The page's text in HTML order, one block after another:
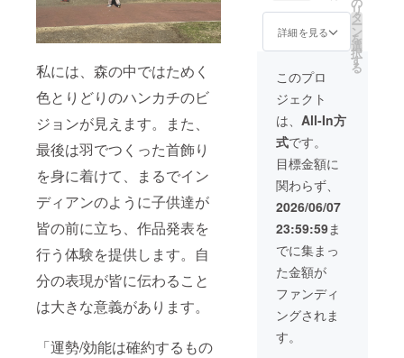
私には、森の中ではためく
色とりどりのハンカチのビ
ジョンが見えます。また、
最後は羽でつくった首飾り
を身に着けて、まるでイン
ディアンのように子供達が
皆の前に立ち、作品発表を
行う体験を提供します。自
分の表現が皆に伝わること
は大きな意義があります。
「運勢/効能は確約するもの
してい
ただい
た順に
ご案内
し、定
員に達
し次第
受付終
了」
と、先
着順で
あるこ
と・枠
数が限
られて
いるこ
とをご
了承く
ださ
い。
を2回を
含む。
０２６
年12月
までの
間、ご
都合の
よろし
い日時
時間に
て。ご
自宅か
レンタ
ルサロ
ンに
て） 交
通費は
含まれ
ませ
ん。
のコラ
ボ企画
をご提
案させ
ていた
だきま
す。 ま
ずは、
この廃
材を使
えるか
どうか
ご相談
くださ
い。 ま
たその
廃材を
使った
イベン
トをす
る際に
は、公
詳細を見る
リ
タ
ー
ン
を
選
択
す
る
このプロ
ジェクト
は、 All-In方
式です。
目標金額に
関わらず、
2026/06/07
23:59:59ま
でに集まっ
た金額が
ファンディ
ングされま
す。